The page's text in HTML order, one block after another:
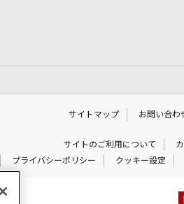
サイトマップ お問い合わ
サイトのご利用について
プライバシーポリシー クッキー設定